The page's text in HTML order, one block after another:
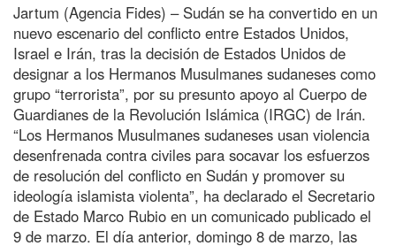
Jartum (Agencia Fides) – Sudán se ha convertido en un
nuevo escenario del conflicto entre Estados Unidos,
Israel e Irán, tras la decisión de Estados Unidos de
designar a los Hermanos Musulmanes sudaneses como
grupo “terrorista”, por su presunto apoyo al Cuerpo de
Guardianes de la Revolución Islámica (IRGC) de Irán.
“Los Hermanos Musulmanes sudaneses usan violencia
desenfrenada contra civiles para socavar los esfuerzos
de resolución del conflicto en Sudán y promover su
ideología islamista violenta”, ha declarado el Secretario
de Estado Marco Rubio en un comunicado publicado el
9 de marzo. El día anterior, domingo 8 de marzo, las